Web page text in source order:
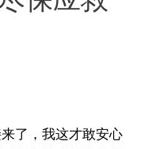
了，我这才敢安心